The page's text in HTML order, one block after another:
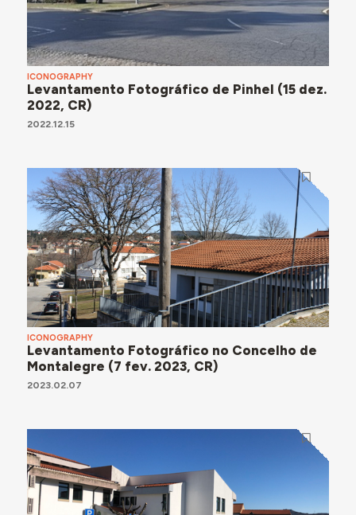
ICONOGRAPHY
Levantamento Fotográfico de Pinhel (15 dez.
2022, CR)
2022.12.15
ICONOGRAPHY
Levantamento Fotográfico no Concelho de
Montalegre (7 fev. 2023, CR)
2023.02.07